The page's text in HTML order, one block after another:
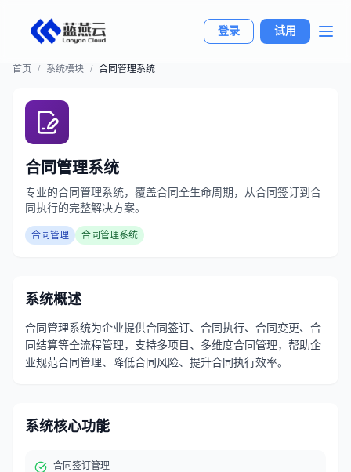
登录 试用
首页 / 系统模块 / 合同管理系统
合同管理系统
专业的合同管理系统，覆盖合同全生命周期，从合同签订到合
同执行的完整解决方案。
合同管理 合同管理系统
系统概述
合同管理系统为企业提供合同签订、合同执行、合同变更、合
同结算等全流程管理，支持多项目、多维度合同管理，帮助企
业规范合同管理、降低合同风险、提升合同执行效率。
系统核心功能
合同签订管理